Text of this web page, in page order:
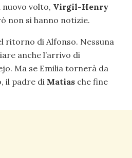
nuovo volto, Virgil-Henry
non si hanno notizie.
ritorno di Alfonso. Nessuna
anche l’arrivo di
Ma se Emilia tornerà da
il padre di Matias che fine